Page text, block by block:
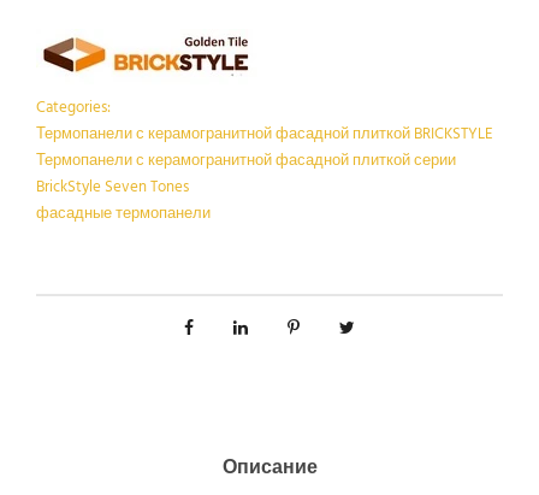
Categories:
Термопанели с керамогранитной фасадной плиткой BRICKSTYLE
Термопанели с керамогранитной фасадной плиткой серии
BrickStyle Seven Tones
фасадные термопанели
Описание